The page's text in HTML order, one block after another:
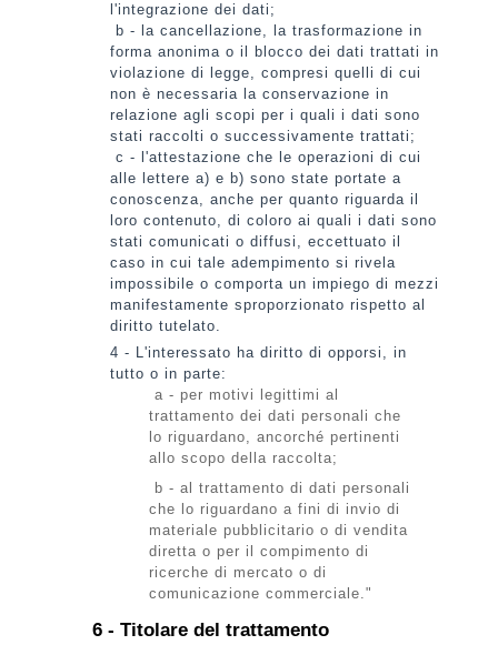
l'integrazione dei dati;
b - la cancellazione, la trasformazione in
forma anonima o il blocco dei dati trattati in
violazione di legge, compresi quelli di cui
non è necessaria la conservazione in
relazione agli scopi per i quali i dati sono
stati raccolti o successivamente trattati;
c - l'attestazione che le operazioni di cui
alle lettere a) e b) sono state portate a
conoscenza, anche per quanto riguarda il
loro contenuto, di coloro ai quali i dati sono
stati comunicati o diffusi, eccettuato il
caso in cui tale adempimento si rivela
impossibile o comporta un impiego di mezzi
manifestamente sproporzionato rispetto al
diritto tutelato.
4 - L'interessato ha diritto di opporsi, in
tutto o in parte:
a - per motivi legittimi al
trattamento dei dati personali che
lo riguardano, ancorché pertinenti
allo scopo della raccolta;
b - al trattamento di dati personali
che lo riguardano a fini di invio di
materiale pubblicitario o di vendita
diretta o per il compimento di
ricerche di mercato o di
comunicazione commerciale."
6 - Titolare del trattamento